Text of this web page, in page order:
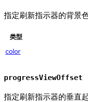
指定刷新指示器的背景色
类型
color
progressViewOffset
指定刷新指示器的垂直